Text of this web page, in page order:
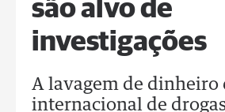
são alvo de
investigações
A lavagem de dinheiro
internacional de